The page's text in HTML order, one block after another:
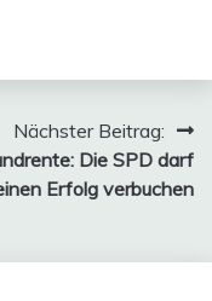
Nächster Beitrag:
Die SPD darf
Erfolg verbuchen